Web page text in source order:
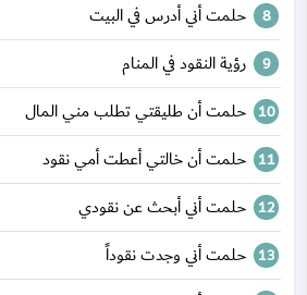
حلمت أني أدرس في البيت
رؤية النقود في المنام
حلمت أن طليقتي تطلب مني المال
حلمت أن خالتي أعطت أمي نقود
حلمت أني أبحث عن نقودي
حلمت أني وجدت نقوداً